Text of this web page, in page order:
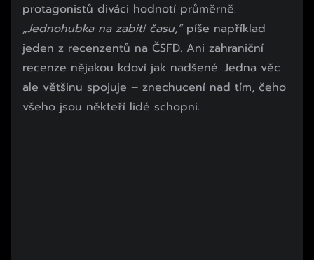
protagonistů diváci hodnotí průměrně.
„Jednohubka na zabití času,“píše například
jeden z recenzentů na ČSFD. Ani zahraniční
recenze nějakou kdoví jak nadšené. Jedna věc
ale většinu spojuje – znechucení nad tím, čeho
všeho jsou někteří lidé schopni.